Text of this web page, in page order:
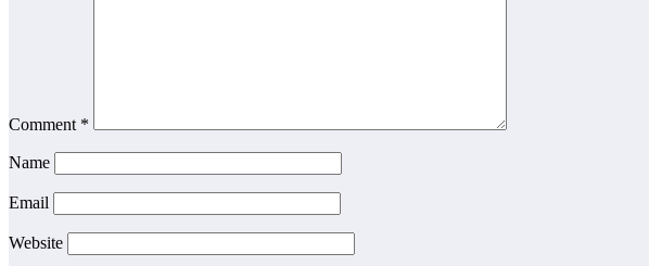
Comment *
Name
Email
Website